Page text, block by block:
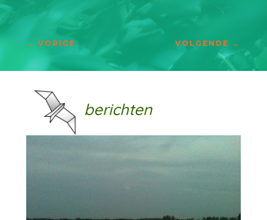
← VORIGE VOLGENDE →
berichten